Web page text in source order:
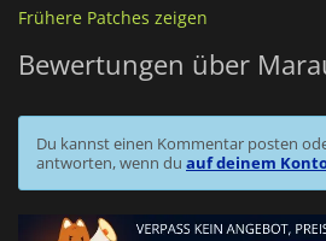
Frühere Patches zeigen
Bewertungen über
Du kannst einen Kommentar posten
antworten, wenn du auf deinem